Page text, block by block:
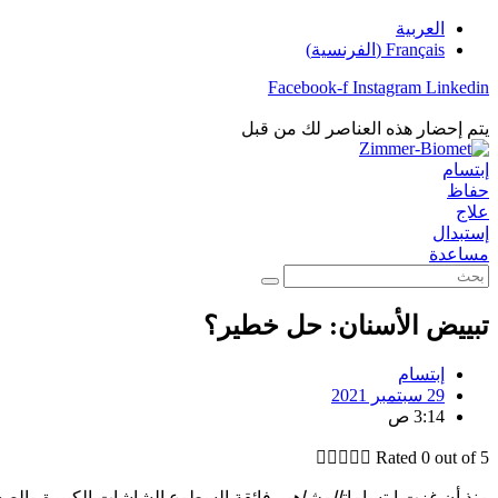
تخطي
العربية
Français
( الفرنسية)
Facebook-f Instagram Linkedin
يتم إحضار هذه العناصر لك من قبل
إبتسام
حفاظ
علاج
إستبدال
مساعدة
بحث
تبييض الأسنان: حل خطير؟
إبتسام
29 سبتمبر 2021
3:14 ص
     Rated 0 out of 5